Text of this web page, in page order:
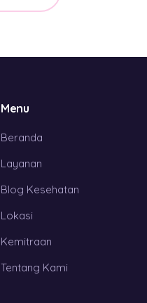
Menu
Beranda
Layanan
Blog Kesehatan
Lokasi
Kemitraan
Tentang Kami